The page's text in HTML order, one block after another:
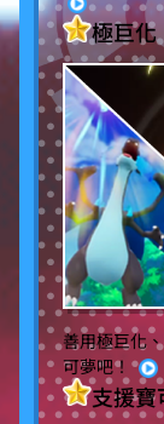
極巨化
善用極巨化
可夢吧！
支援